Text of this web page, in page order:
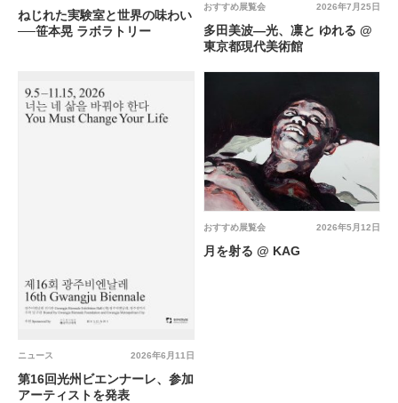
ねじれた実験室と世界の味わい
──笹本晃 ラボラトリー
2026年7月25日
おすすめ展覧会
多田美波―光、凛と ゆれる @
東京都現代美術館
2026年6月11日
ニュース
第16回光州ビエンナーレ、参加
アーティストを発表
2026年5月12日
おすすめ展覧会
月を射る @ KAG